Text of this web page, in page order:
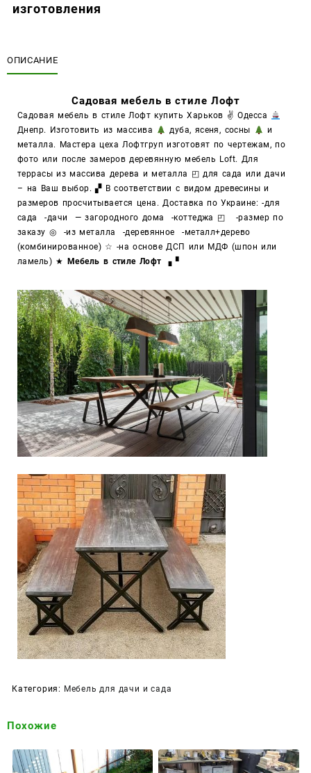
изготовления
ОПИСАНИЕ
Садовая мебель в стиле Лофт
Садовая мебель в стиле Лофт купить Харьков ✌ Одесса
Днепр. Изготовить из массива
дуба, ясеня, сосны
и
металла. Мастера цеха Лофтгруп изготовят по чертежам, по
фото или после замеров деревянную мебель Loft. Для
террасы из массива дерева и металла ◰ для сада или дачи
– на Ваш выбор. ▞ В соответствии с видом древесины и
размеров просчитывается цена. Доставка по Украине:-для
сада -дачи — загородного дома -коттеджа ◰ -размер по
заказу ◎ -из металла -деревянное -металл+дерево
(комбинированное) ☆ -на основе ДСП или МДФ (шпон или
ламель) ★
Мебель в стиле Лофт ▗ ▘
Категория: Мебель для дачи и сада
Похожие